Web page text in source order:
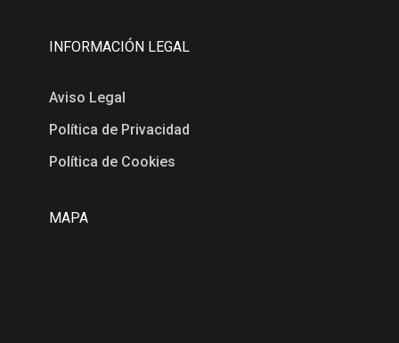
INFORMACIÓN LEGAL
Aviso Legal
Política de Privacidad
Política de Cookies
MAPA